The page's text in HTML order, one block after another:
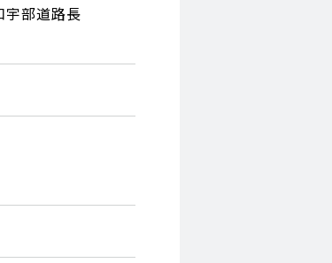
宇部道路長